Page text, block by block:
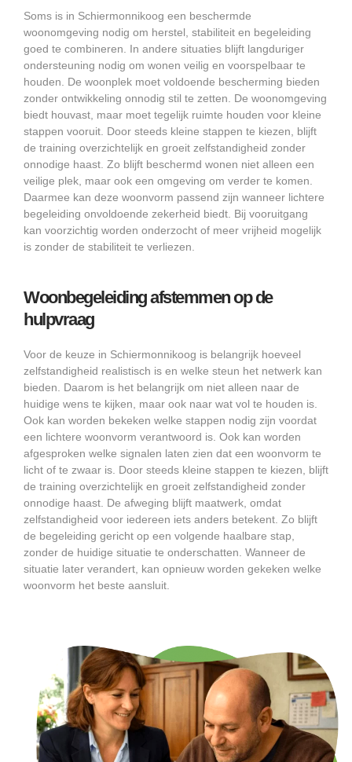
Soms is in Schiermonnikoog een beschermde
woonomgeving nodig om herstel, stabiliteit en begeleiding
goed te combineren. In andere situaties blijft langduriger
ondersteuning nodig om wonen veilig en voorspelbaar te
houden. De woonplek moet voldoende bescherming bieden
zonder ontwikkeling onnodig stil te zetten. De woonomgeving
biedt houvast, maar moet tegelijk ruimte houden voor kleine
stappen vooruit. Door steeds kleine stappen te kiezen, blijft
de training overzichtelijk en groeit zelfstandigheid zonder
onnodige haast. Zo blijft beschermd wonen niet alleen een
veilige plek, maar ook een omgeving om verder te komen.
Daarmee kan deze woonvorm passend zijn wanneer lichtere
begeleiding onvoldoende zekerheid biedt. Bij vooruitgang
kan voorzichtig worden onderzocht of meer vrijheid mogelijk
is zonder de stabiliteit te verliezen.
Woonbegeleiding afstemmen op de
hulpvraag
Voor de keuze in Schiermonnikoog is belangrijk hoeveel
zelfstandigheid realistisch is en welke steun het netwerk kan
bieden. Daarom is het belangrijk om niet alleen naar de
huidige wens te kijken, maar ook naar wat vol te houden is.
Ook kan worden bekeken welke stappen nodig zijn voordat
een lichtere woonvorm verantwoord is. Ook kan worden
afgesproken welke signalen laten zien dat een woonvorm te
licht of te zwaar is. Door steeds kleine stappen te kiezen, blijft
de training overzichtelijk en groeit zelfstandigheid zonder
onnodige haast. De afweging blijft maatwerk, omdat
zelfstandigheid voor iedereen iets anders betekent. Zo blijft
de begeleiding gericht op een volgende haalbare stap,
zonder de huidige situatie te onderschatten. Wanneer de
situatie later verandert, kan opnieuw worden gekeken welke
woonvorm het beste aansluit.